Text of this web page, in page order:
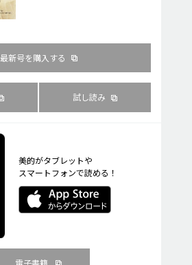
最新号を購入する
試し読み
美的がタブレットや
スマートフォンで読める！
電子書籍